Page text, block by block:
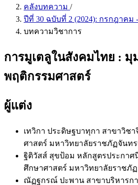
คลังบทความ /
ปีที่ 30 ฉบับที่ 2 (2024): กรกฎาคม
บทความวิชาการ
การมูเตลูในสังคมไทย : มุ
พฤติกรรมศาสตร์
ผู้แต่ง
เทวิกา ประดิษฐบาทุกา สาขาวิช
ศาสตร์ มหาวิทยาลัยราชภัฏจันทร
ฐิติวัสส์ สุขป้อม หลักสูตรประกา
ศึกษาศาสตร์ มหาวิทยาลัยราชภั
ณัฏฐกรณ์ ปะพาน สาขาบริหารก